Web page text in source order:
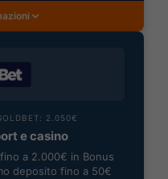
2.050€
e casino
a 2.000€ in Bonus
deposito fino a 50€